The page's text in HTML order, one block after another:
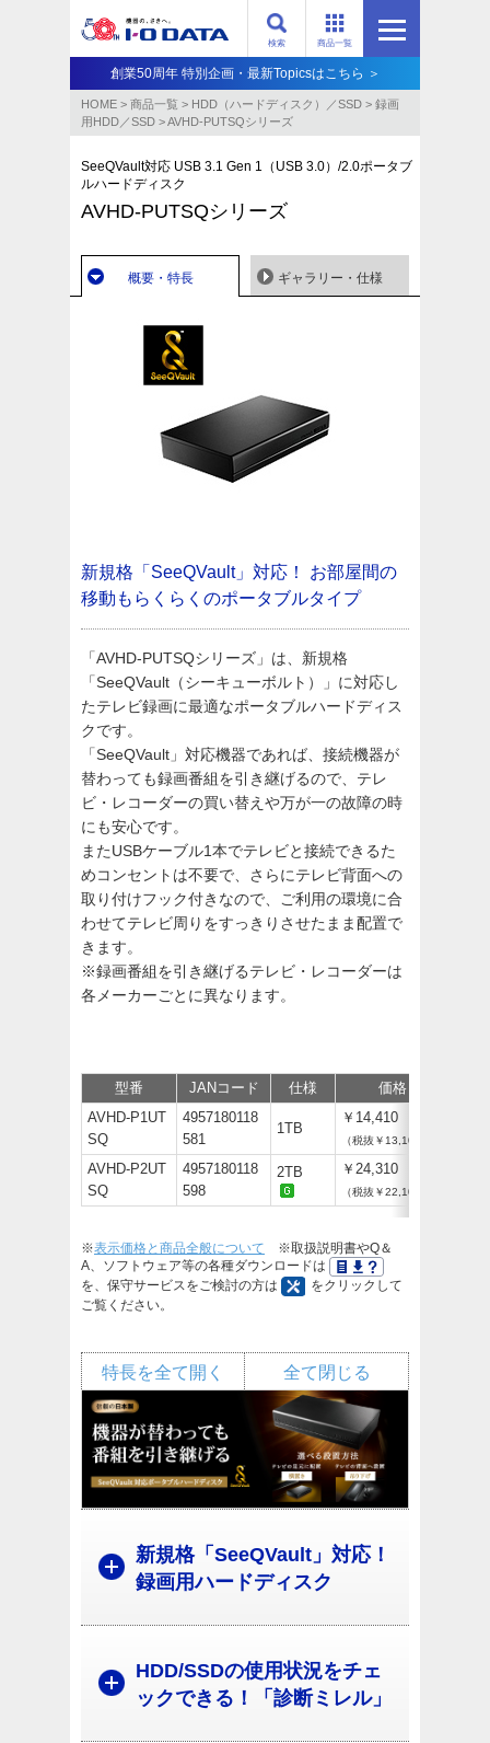
商品一覧
検索
創業50周年 特別企画・最新Topicsはこちら ＞
HOME > 商品一覧 > HDD（ハードディスク）／SSD > 録画
用HDD／SSD >AVHD-PUTSQシリーズ
SeeQVault対応 USB 3.1 Gen 1（USB 3.0）/2.0ポータブ
ルハードディスク
AVHD-PUTSQシリーズ
概要・特長 ギャラリー・仕様
新規格「SeeQVault」対応！
お部屋間の
移動もらくらくのポータブルタイプ
「AVHD-PUTSQシリーズ」は、新規格
「SeeQVault（シーキューボルト）」に対応し
たテレビ録画に最適なポータブルハードディス
クです。
「SeeQVault」対応機器であれば、接続機器が
替わっても録画番組を引き継げるので、テレ
ビ・レコーダーの買い替えや万が一の故障の時
にも安心です。
またUSBケーブル1本でテレビと接続できるた
めコンセントは不要で、さらにテレビ背面への
取り付けフック付きなので、ご利用の環境に合
わせてテレビ周りをすっきりさせたまま配置で
きます。
※録画番組を引き継げるテレビ・レコーダーは
各メーカーごとに異なります。
型番 JANコード 仕様 価格
AVHD-P1UT
SQ
4957180118
581
1TB
￥14,410
（税抜￥13,100）
AVHD-P2UT
SQ
4957180118
598
2TB ￥24,310
（税抜￥22,100）
※表示価格と商品全般について ※取扱説明書やQ＆
A、ソフトウェア等の各種ダウンロードは
を、保守サービスをご検討の方は
をクリックして
ご覧ください。
全て閉じる
特長を全て開く
新規格「SeeQVault」対応！
録画用ハードディスク
HDD/SSDの使用状況をチェ
ックできる！「診断ミレル」